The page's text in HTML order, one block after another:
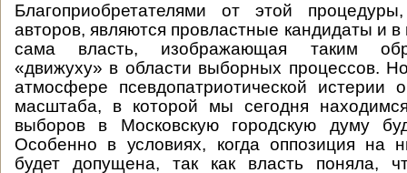
Благоприобретателями от этой
авторов, являются провластные кандидаты и
сама власть, изображающая таким
«движуху» в области выборных процессов.
атмосфере псевдопатриотической истерии
масштаба, в которой мы сегодня
выборов в Московскую городскую думу
Особенно в условиях, когда оппозиция на
будет допущена, так как власть поняла,